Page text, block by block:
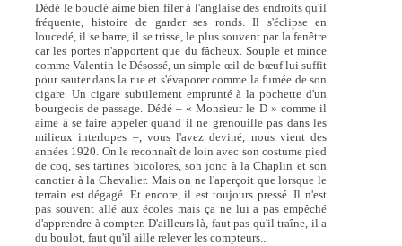
Dédé le bouclé aime bien filer à l'anglaise des endroits qu'il
fréquente, histoire de garder ses ronds. Il s'éclipse en
loucedé, il se barre, il se trisse, le plus souvent par la fenêtre
car les portes n'apportent que du fâcheux. Souple et mince
comme Valentin le Désossé, un simple œil-de-bœuf lui suffit
pour sauter dans la rue et s'évaporer comme la fumée de son
cigare. Un cigare subtilement emprunté à la pochette d'un
bourgeois de passage. Dédé – « Monsieur le D » comme il
aime à se faire appeler quand il ne grenouille pas dans les
milieux interlopes –, vous l'avez deviné, nous vient des
années 1920. On le reconnaît de loin avec son costume pied
de coq, ses tartines bicolores, son jonc à la Chaplin et son
canotier à la Chevalier. Mais on ne l'aperçoit que lorsque le
terrain est dégagé. Et encore, il est toujours pressé. Il n'est
pas souvent allé aux écoles mais ça ne lui a pas empêché
d'apprendre à compter. D'ailleurs là, faut pas qu'il traîne, il a
du boulot, faut qu'il aille relever les compteurs...